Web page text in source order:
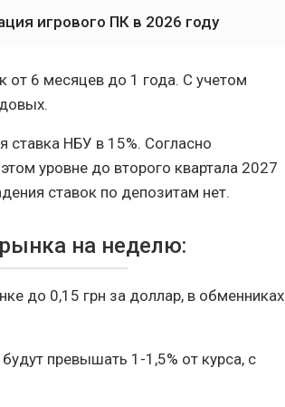
игрового ПК в 2026 году
6 месяцев до 1 года. С учетом
ставка НБУ в 15%. Согласно
уровне до второго квартала 2027
ставок по депозитам нет.
на неделю:
до 0,15 грн за доллар, в обменниках
превышать 1-1,5% от курса, с